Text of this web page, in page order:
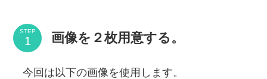
STEP 画像を２枚用意する。
今回は以下の画像を使用します。